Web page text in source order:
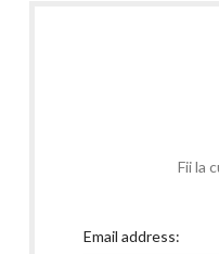
Fii la
Email address: